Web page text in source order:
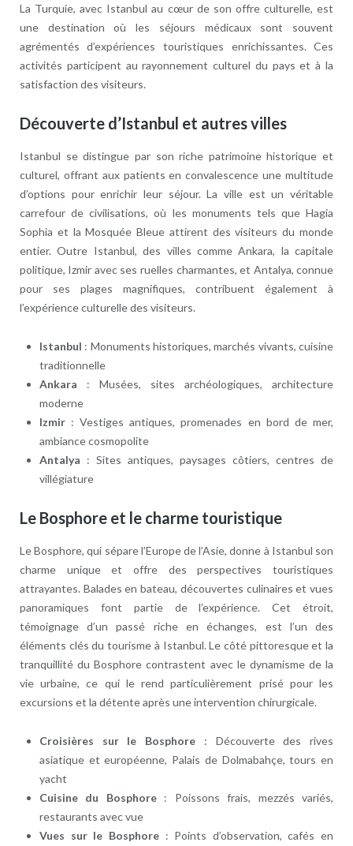
La Turquie, avec Istanbul au cœur de son offre culturelle, est
une destination où les séjours médicaux sont souvent
agrémentés d’expériences touristiques enrichissantes. Ces
activités participent au rayonnement culturel du pays et à la
satisfaction des visiteurs.
Découverte d’Istanbul et autres villes
Istanbul se distingue par son riche patrimoine historique et
culturel, offrant aux patients en convalescence une multitude
d’options pour enrichir leur séjour. La ville est un véritable
carrefour de civilisations, où les monuments tels que Hagia
Sophia et la Mosquée Bleue attirent des visiteurs du monde
entier. Outre Istanbul, des villes comme Ankara, la capitale
politique, Izmir avec ses ruelles charmantes, et Antalya, connue
pour ses plages magnifiques, contribuent également à
l’expérience culturelle des visiteurs.
Istanbul : Monuments historiques, marchés vivants, cuisine
traditionnelle
Ankara : Musées, sites archéologiques, architecture
moderne
Izmir: Vestiges antiques, promenades en bord de mer,
ambiance cosmopolite
Antalya : Sites antiques, paysages côtiers, centres de
villégiature
Le Bosphore et le charme touristique
Le Bosphore, qui sépare l’Europe de l’Asie, donne à Istanbul son
charme unique et offre des perspectives touristiques
attrayantes. Balades en bateau, découvertes culinaires et vues
panoramiques font partie de l’expérience. Cet étroit,
témoignage d’un passé riche en échanges, est l’un des
éléments clés du tourisme à Istanbul. Le côté pittoresque et la
tranquillité du Bosphore contrastent avec le dynamisme de la
vie urbaine, ce qui le rend particulièrement prisé pour les
excursions et la détente après une intervention chirurgicale.
Croisières sur le Bosphore : Découverte des rives
asiatique et européenne, Palais de Dolmabahçe, tours en
yacht
Cuisine du Bosphore: Poissons frais, mezzés variés,
restaurants avec vue
Vues sur le Bosphore: Points d’observation, cafés en